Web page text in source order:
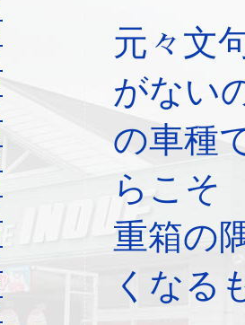
元々文
がない
の車種
らこそ
重箱の
くなる